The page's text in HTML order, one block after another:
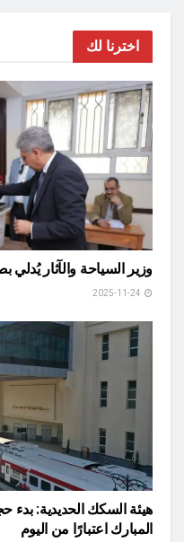
اخترنا لك
وزير السياحة والآثار
هيئة السكك الحديدية: بدء
المبارك اعتبارًا من اليوم